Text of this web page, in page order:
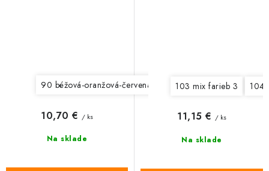
90 béžová-oranžová-červená-čierna 92 modrá-béžová-
Na sklade
10,70 € / ks
103 mix farieb 3 104
Na sklade
11,15 € / ks